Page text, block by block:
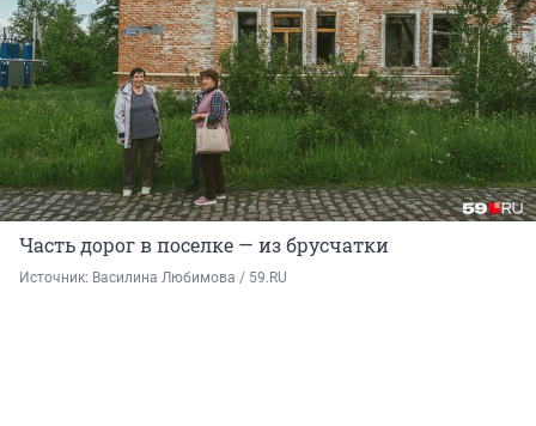
Часть дорог в поселке — из брусчатки
Источник: Василина Любимова / 59.RU